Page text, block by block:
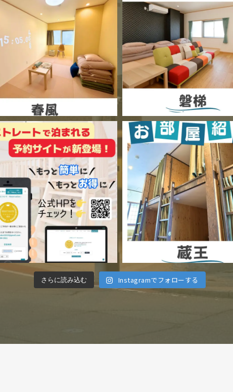
さらに読み込む Instagramでフォローする